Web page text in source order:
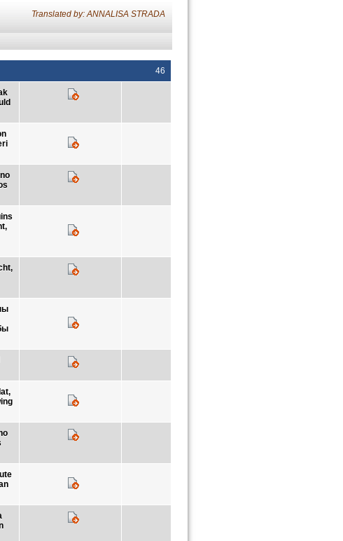
Translated by: ANNALISA STRADA
46